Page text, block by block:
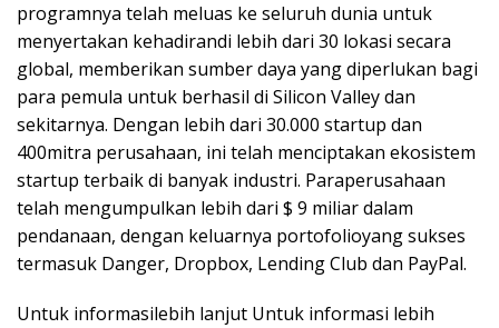
programnya telah meluas ke seluruh dunia untuk
menyertakan kehadirandi lebih dari 30 lokasi secara
global, memberikan sumber daya yang diperlukan bagi
para pemula untuk berhasil di Silicon Valley dan
sekitarnya. Dengan lebih dari 30.000 startup dan
400mitra perusahaan, ini telah menciptakan ekosistem
startup terbaik di banyak industri. Paraperusahaan
telah mengumpulkan lebih dari $ 9 miliar dalam
pendanaan, dengan keluarnya portofolioyang sukses
termasuk Danger, Dropbox, Lending Club dan PayPal.
Untuk informasilebih lanjut Untuk informasi lebih